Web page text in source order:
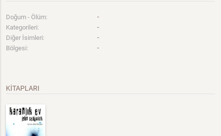
Doğum - Ölüm: -
Kategorileri: -
Diğer İsimleri: -
Bölgesi: -
KİTAPLARI